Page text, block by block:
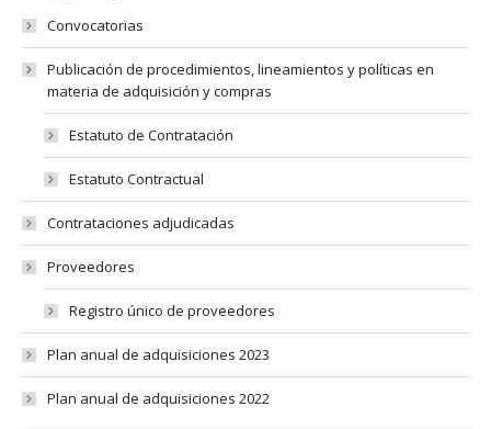
Convocatorias
Publicación de procedimientos, lineamientos y políticas en
materia de adquisición y compras
Estatuto de Contratación
Estatuto Contractual
Contrataciones adjudicadas
Proveedores
Registro único de proveedores
Plan anual de adquisiciones 2023
Plan anual de adquisiciones 2022